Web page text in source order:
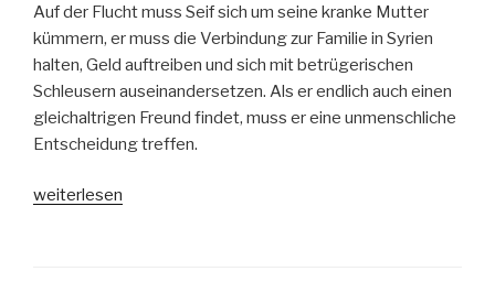
Auf der Flucht muss Seif sich um seine kranke Mutter
kümmern, er muss die Verbindung zur Familie in Syrien
halten, Geld auftreiben und sich mit betrügerischen
Schleusern auseinandersetzen. Als er endlich auch einen
gleichaltrigen Freund findet, muss er eine unmenschliche
Entscheidung treffen.
„Aus
weiterlesen